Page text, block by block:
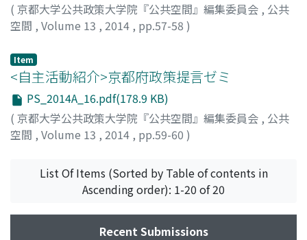
( 京都大学公共政策大学院『公共空間』編集委員会 , 公共
空間 , Volume 13 , 2014 , pp.57-58 )
Item
<自主活動紹介>京都府政策提言ゼミ
PS_2014A_16.pdf(178.9 KB)
( 京都大学公共政策大学院『公共空間』編集委員会 , 公共
空間 , Volume 13 , 2014 , pp.59-60 )
List Of Items (Sorted by Table of contents in
Ascending order): 1-20 of 20
Recent Submissions